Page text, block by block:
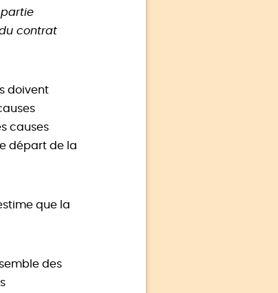
partie
contrat
doivent
causes
départ de la
que la
des